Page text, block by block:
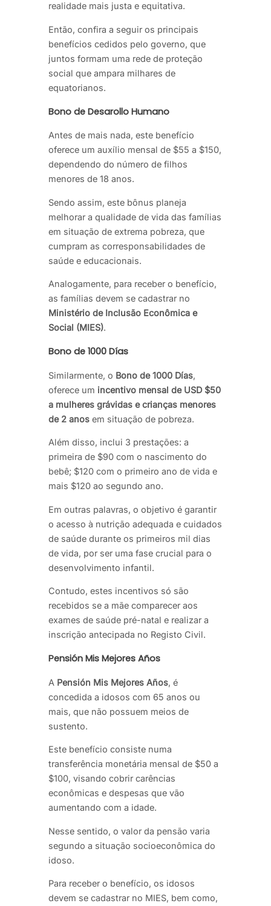
realidade mais justa e equitativa.
Então, confira a seguir os principais
benefícios cedidos pelo governo, que
juntos formam uma rede de proteção
social que ampara milhares de
equatorianos.
Bono de Desarollo Humano
Antes de mais nada, este benefício
oferece um auxílio mensal de $55 a $150,
dependendo do número de filhos
menores de 18 anos.
Sendo assim, este bônus planeja
melhorar a qualidade de vida das famílias
em situação de extrema pobreza, que
cumpram as corresponsabilidades de
saúde e educacionais.
Analogamente, para receber o benefício,
as famílias devem se cadastrar no
Ministério de Inclusão Econômica e
Social (MIES).
Bono de 1000 Días
Similarmente, o Bono de 1000 Días,
oferece um incentivo mensal de USD $50
a mulheres grávidas e crianças menores
de 2 anos em situação de pobreza.
Além disso, inclui 3 prestações: a
primeira de $90 com o nascimento do
bebê; $120 com o primeiro ano de vida e
mais $120 ao segundo ano.
Em outras palavras, o objetivo é garantir
o acesso à nutrição adequada e cuidados
de saúde durante os primeiros mil dias
de vida, por ser uma fase crucial para o
desenvolvimento infantil.
Contudo, estes incentivos só são
recebidos se a mãe comparecer aos
exames de saúde pré-natal e realizar a
inscrição antecipada no Registo Civil.
Pensión Mis Mejores Años
A Pensión Mis Mejores Años, é
concedida a idosos com 65 anos ou
mais, que não possuem meios de
sustento.
Este benefício consiste numa
transferência monetária mensal de $50 a
$100, visando cobrir carências
econômicas e despesas que vão
aumentando com a idade.
Nesse sentido, o valor da pensão varia
segundo a situação socioeconômica do
idoso.
Para receber o benefício, os idosos
devem se cadastrar no MIES, bem como,